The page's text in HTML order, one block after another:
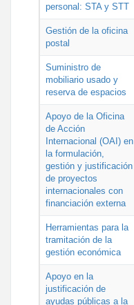
personal: STA y STT
Gestión de la oficina
postal
Suministro de
mobiliario usado y
reserva de espacios
Apoyo de la Oficina
de Acción
Internacional (OAI) en
la formulación,
gestión y justificación
de proyectos
internacionales con
financiación externa
Herramientas para la
tramitación de la
gestión económica
Apoyo en la
justificación de
ayudas públicas a la